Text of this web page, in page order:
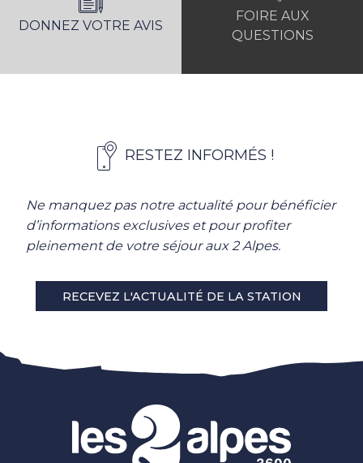
DONNEZ VOTRE AVIS
FOIRE AUX
QUESTIONS
RESTEZ INFORMÉS !
Ne manquez pas notre actualité pour bénéficier
d’informations exclusives et pour profiter
pleinement de votre séjour aux 2 Alpes.
RECEVEZ L'ACTUALITÉ DE LA STATION